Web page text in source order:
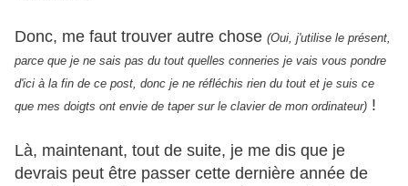
Donc, me faut trouver autre chose (Oui, j'utilise le présent,
parce que je ne sais pas du tout quelles conneries je vais vous pondre
d'ici à la fin de ce post, donc je ne réfléchis rien du tout et je suis ce
que mes doigts ont envie de taper sur le clavier de mon ordinateur) !
Là, maintenant, tout de suite, je me dis que je
devrais peut être passer cette dernière année de